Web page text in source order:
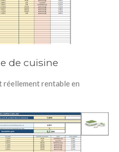
de cuisine
réellement rentable en